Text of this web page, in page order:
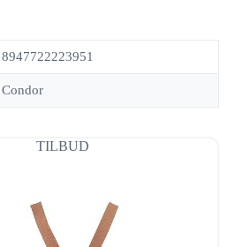
8947722223951
Condor
TILBUD